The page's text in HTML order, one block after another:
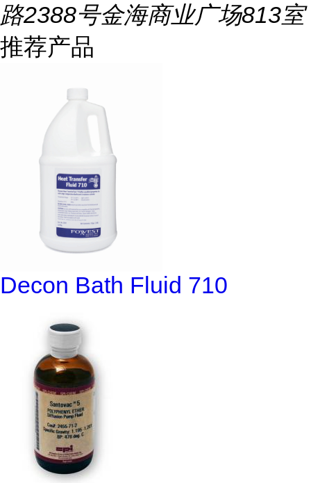
路2388号金海商业广场813室
推荐产品
Decon Bath Fluid 710